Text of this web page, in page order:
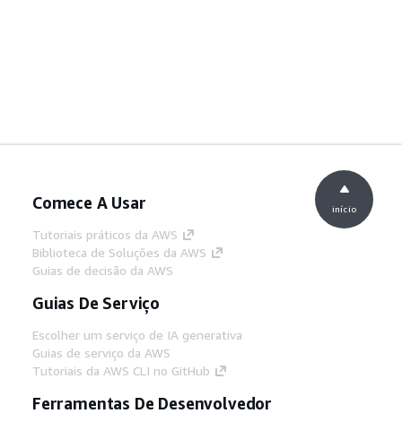
Comece A Usar
Tutoriais práticos da AWS
Biblioteca de Soluções da AWS
Guias de decisão da AWS
Guias De Serviço
Escolher um serviço de IA generativa
Guias de serviço da AWS
Tutoriais da AWS CLI no GitHub
Ferramentas De Desenvolvedor
início